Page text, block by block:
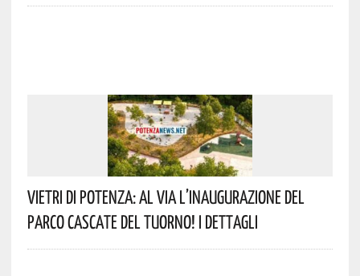
Vietri Di Potenza: Al Via L’inaugurazione Del
Parco Cascate Del Tuorno! I Dettagli